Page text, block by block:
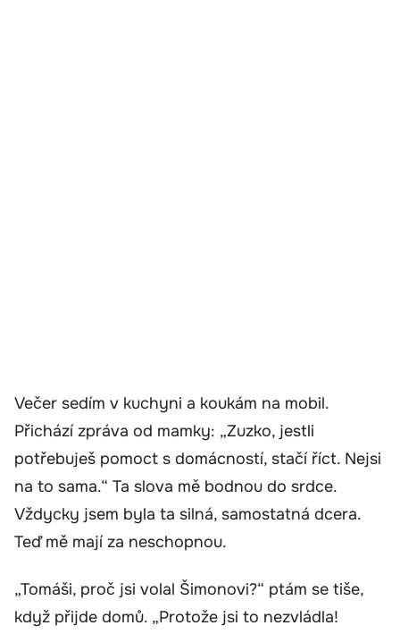
Večer sedím v kuchyni a koukám na mobil.
Přichází zpráva od mamky: „Zuzko, jestli
potřebuješ pomoct s domácností, stačí říct. Nejsi
na to sama.“ Ta slova mě bodnou do srdce.
Vždycky jsem byla ta silná, samostatná dcera.
Teď mě mají za neschopnou.
„Tomáši, proč jsi volal Šimonovi?“ ptám se tiše,
když přijde domů. „Protože jsi to nezvládla!